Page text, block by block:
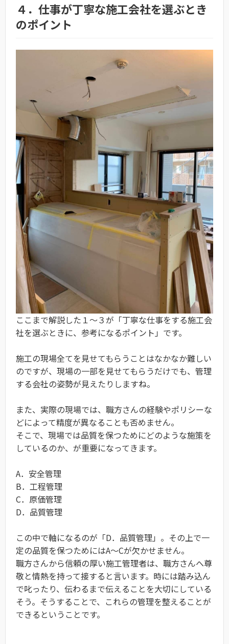
４．仕事が丁寧な施工会社を選ぶとき
のポイント
ここまで解説した１～３が「丁寧な仕事をする施工会
社を選ぶときに、参考になるポイント」です。
​施工の現場全てを見せてもらうことはなかなか難しい
のですが、現場の一部を見せてもらうだけでも、管理
する会社の姿勢が見えたりしますね。
また、実際の現場では、職方さんの経験やポリシーな
どによって精度が異なることも否めません。
そこで、現場では品質を保つためにどのような施策を
しているのか、が重要になってきます。
A．安全管理
B．工程管理
C．原価管理
D．品質管理
この中で軸になるのが「D．品質管理」。その上で一
定の品質を保つためにはA～Cが欠かせません。
職方さんから信頼の厚い施工管理者は、職方さんへ尊
敬と情熱を持って接すると言います。時には踏み込ん
で叱ったり、伝わるまで伝えることを大切にしている
そう。そうすることで、これらの管理を整えることが
できるということです。